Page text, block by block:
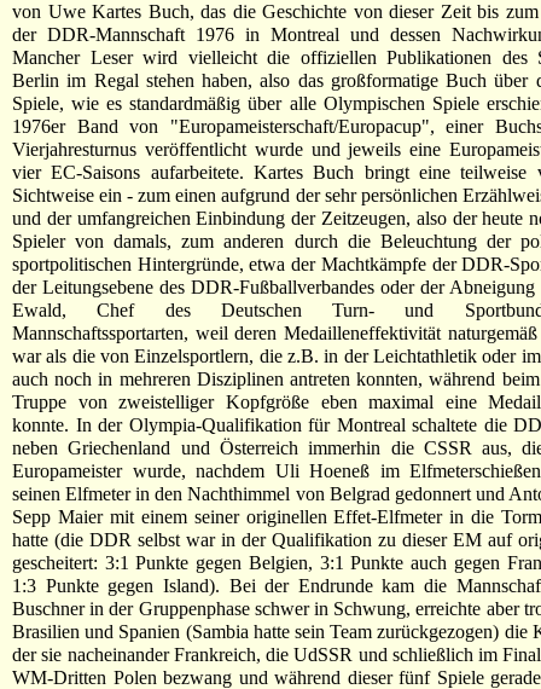
von Uwe Kartes Buch, das die Geschichte von dieser Zeit bis
der DDR-Mannschaft 1976 in Montreal und dessen
Mancher Leser wird vielleicht die offiziellen Publikationen des
Berlin im Regal stehen haben, also das großformatige Buch über
Spiele, wie es standardmäßig über alle Olympischen Spiele
1976er Band von "Europameisterschaft/Europacup", einer
Vierjahresturnus veröffentlicht wurde und jeweils eine
vier EC-Saisons aufarbeitete. Kartes Buch bringt eine teilweise
Sichtweise ein - zum einen aufgrund der sehr persönlichen
und der umfangreichen Einbindung der Zeitzeugen, also der heute
Spieler von damals, zum anderen durch die Beleuchtung der
sportpolitischen Hintergründe, etwa der Machtkämpfe der DDR-
der Leitungsebene des DDR-Fußballverbandes oder der
Ewald, Chef des Deutschen Turn- und
Mannschaftssportarten, weil deren Medailleneffektivität
war als die von Einzelsportlern, die z.B. in der Leichtathletik oder
auch noch in mehreren Disziplinen antreten konnten, während
Truppe von zweistelliger Kopfgröße eben maximal eine
konnte. In der Olympia-Qualifikation für Montreal schaltete die
neben Griechenland und Österreich immerhin die CSSR aus,
Europameister wurde, nachdem Uli Hoeneß im
seinen Elfmeter in den Nachthimmel von Belgrad gedonnert und
Sepp Maier mit einem seiner originellen Effet-Elfmeter in die
hatte (die DDR selbst war in der Qualifikation zu dieser EM auf
gescheitert: 3:1 Punkte gegen Belgien, 3:1 Punkte auch gegen
1:3 Punkte gegen Island). Bei der Endrunde kam die
Buschner in der Gruppenphase schwer in Schwung, erreichte aber
Brasilien und Spanien (Sambia hatte sein Team zurückgezogen) die
der sie nacheinander Frankreich, die UdSSR und schließlich im
WM-Dritten Polen bezwang und während dieser fünf Spiele